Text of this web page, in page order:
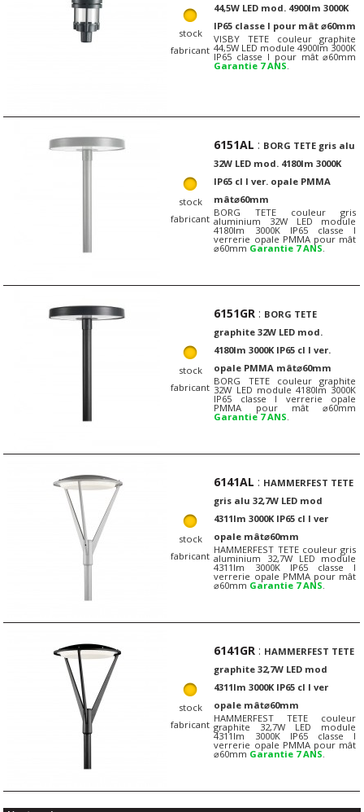
stock
fabricant
44,5W LED mod. 4900lm 3000K
IP65 classe I pour mât ⌀60mm
VISBY TETE couleur graphite
44,5W LED module 4900lm 3000K
IP65 classe I pour mât ⌀60mm
Garantie 7 ANS
stock
fabricant
6151AL : BORG TETE gris alu
32W LED mod. 4180lm 3000K
IP65 cl I ver. opale PMMA
mât⌀60mm
BORG TETE couleur gris
aluminium 32W LED module
4180lm 3000K IP65 classe I
verrerie opale PMMA pour mât
⌀60mm Garantie 7 ANS
stock
fabricant
6151GR : BORG TETE
graphite 32W LED mod.
4180lm 3000K IP65 cl I ver.
opale PMMA mât⌀60mm
BORG TETE couleur graphite
32W LED module 4180lm 3000K
IP65 classe I verrerie opale
PMMA pour mât ⌀60mm
Garantie 7 ANS
stock
fabricant
6141AL : HAMMERFEST TETE
gris alu 32,7W LED mod
4311lm 3000K IP65 cl I ver
opale mât⌀60mm
HAMMERFEST TETE couleur gris
aluminium 32,7W LED module
4311lm 3000K IP65 classe I
verrerie opale PMMA pour mât
⌀60mm Garantie 7 ANS
stock
fabricant
6141GR : HAMMERFEST TETE
graphite 32,7W LED mod
4311lm 3000K IP65 cl I ver
opale mât⌀60mm
HAMMERFEST TETE couleur
graphite 32,7W LED module
4311lm 3000K IP65 classe I
verrerie opale PMMA pour mât
⌀60mm Garantie 7 ANS